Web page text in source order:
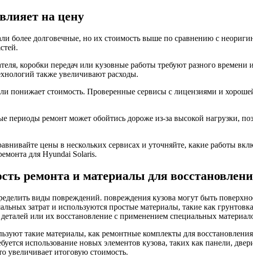
на цену
более долговечные, но их стоимость выше по сравнению с
коробки передач или кузовные работы требуют разного
также увеличивают расходы.
понижает стоимость. Проверенные сервисы с лицензиями и
периоды ремонт может обойтись дороже из-за высокой нагрузки,
цены в нескольких сервисах и уточняйте, какие работы
для Hyundai Solaris.
ремонта и материалы для
виды повреждений. повреждения кузова могут быть
затрат и используются простые материалы, такие как
или их восстановление с применением специальных
такие материалы, как ремонтные комплекты для
использование новых элементов кузова, таких как панели,
увеличивает итоговую стоимость.